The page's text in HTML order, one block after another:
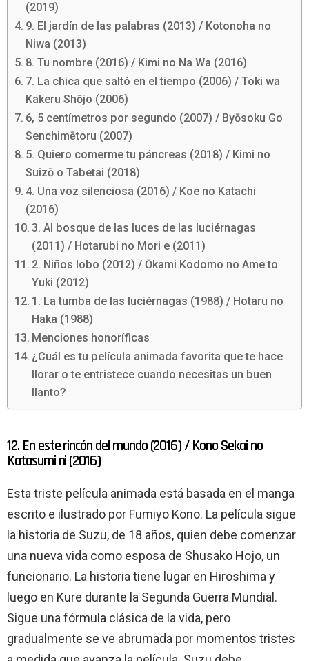
(2019)
9. El jardín de las palabras (2013) / Kotonoha no
Niwa (2013)
8. Tu nombre (2016) / Kimi no Na Wa (2016)
7. La chica que saltó en el tiempo (2006) / Toki wa
Kakeru Shōjo (2006)
6, 5 centímetros por segundo (2007) / Byōsoku Go
Senchimētoru (2007)
5. Quiero comerme tu páncreas (2018) / Kimi no
Suizō o Tabetai (2018)
4. Una voz silenciosa (2016) / Koe no Katachi
(2016)
3. Al bosque de las luces de las luciérnagas
(2011) / Hotarubi no Mori e (2011)
2. Niños lobo (2012) / Ōkami Kodomo no Ame to
Yuki (2012)
1. La tumba de las luciérnagas (1988) / Hotaru no
Haka (1988)
Menciones honoríficas
¿Cuál es tu película animada favorita que te hace
llorar o te entristece cuando necesitas un buen
llanto?
12. En este rincón del mundo (2016) / Kono Sekai no
Katasumi ni (2016)
Esta triste película animada está basada en el manga
escrito e ilustrado por Fumiyo Kono. La película sigue
la historia de Suzu, de 18 años, quien debe comenzar
una nueva vida como esposa de Shusako Hojo, un
funcionario. La historia tiene lugar en Hiroshima y
luego en Kure durante la Segunda Guerra Mundial.
Sigue una fórmula clásica de la vida, pero
gradualmente se ve abrumada por momentos tristes